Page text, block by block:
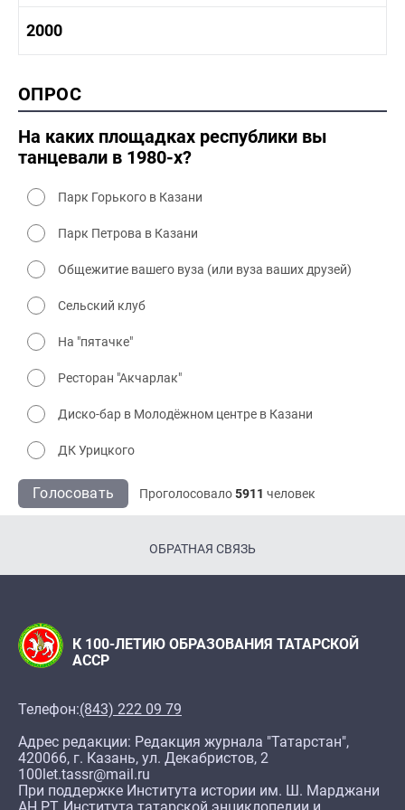
1980-1990 культура
1990-2000 культура
2000
2000 промышленность
2000 культура
ОПРОС
На каких площадках республики вы
танцевали в 1980-х?
Парк Горького в Казани
Парк Петрова в Казани
Общежитие вашего вуза (или вуза ваших друзей)
Сельский клуб
На "пятачке"
Ресторан "Акчарлак"
Диско-бар в Молодёжном центре в Казани
ДК Урицкого
Голосовать Проголосовало5911 человек
ОБРАТНАЯ СВЯЗЬ
К 100-ЛЕТИЮ ОБРАЗОВАНИЯ ТАТАРСКОЙ
АССР
Телефон:(843) 222 09 79
Адрес редакции: Редакция журнала "Татарстан",
420066, г. Казань, ул. Декабристов, 2
100let.tassr@mail.ru
При поддержке Института истории им. Ш. Марджани